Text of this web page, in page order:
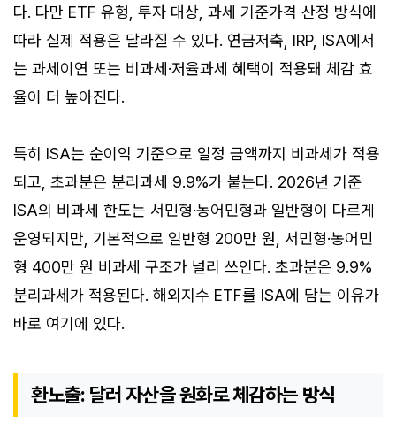
다. 다만 ETF 유형, 투자 대상, 과세 기준가격 산정 방식에
따라 실제 적용은 달라질 수 있다. 연금저축, IRP, ISA에서
는 과세이연 또는 비과세·저율과세 혜택이 적용돼 체감 효
율이 더 높아진다.
특히 ISA는 순이익 기준으로 일정 금액까지 비과세가 적용
되고, 초과분은 분리과세 9.9%가 붙는다. 2026년 기준
ISA의 비과세 한도는 서민형·농어민형과 일반형이 다르게
운영되지만, 기본적으로 일반형 200만 원, 서민형·농어민
형 400만 원 비과세 구조가 널리 쓰인다. 초과분은 9.9%
분리과세가 적용된다. 해외지수 ETF를 ISA에 담는 이유가
바로 여기에 있다.
환노출: 달러 자산을 원화로 체감하는 방식